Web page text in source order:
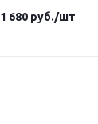
1 680 руб./шт